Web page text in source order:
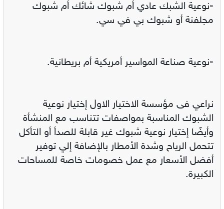
-نوعية الشبك عادي أم شبوك شائك أم شبوك
مجلفنة أو شبوك بي في سي.
-نوعية صناعة المواسير أمريكية أم بريطانية.
نراعي فى مؤسسة الاختيار الاول إختيار نوعية
الشبوك المناسبة بمواصفات تتناسب مع المنشأة
وأيضًا إختيار نوعية شبوك غير قابلة للصدأ أو التأكل
تتحمل الرياح وشدة الأمطار بالإضافة إلي توفير
أفضل الأسعار مع عمل خصومات خاصة للمساحات
الكبيرة.